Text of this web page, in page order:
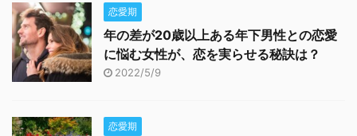
恋愛期
年の差が20歳以上ある年下男性との恋愛
に悩む女性が、恋を実らせる秘訣は？
2022/5/9
恋愛期